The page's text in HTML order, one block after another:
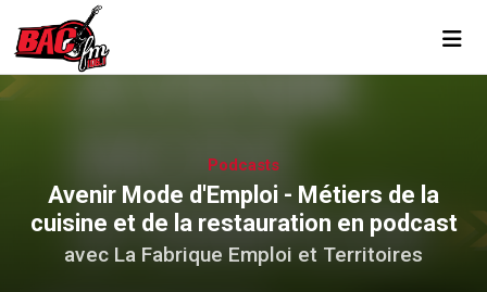
Podcasts
Avenir Mode d'Emploi - Métiers de la
cuisine et de la restauration en podcast
avec La Fabrique Emploi et Territoires